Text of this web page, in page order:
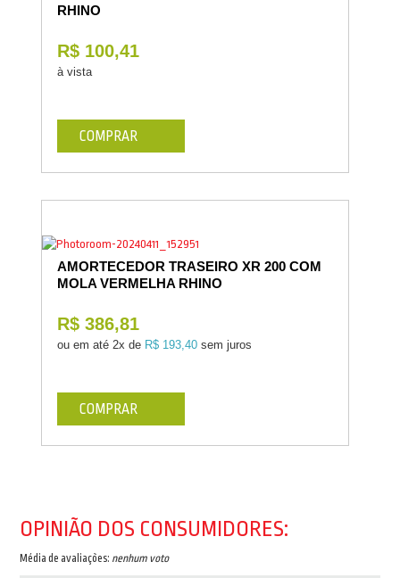
RHINO
R$ 100,41
à vista
COMPRAR
AMORTECEDOR TRASEIRO XR 200 COM
MOLA VERMELHA RHINO
R$ 386,81
ou em até 2x de R$ 193,40 sem juros
COMPRAR
OPINIÃO DOS CONSUMIDORES:
Média de avaliações: nenhum voto